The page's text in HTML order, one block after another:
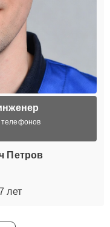
Петров
лет